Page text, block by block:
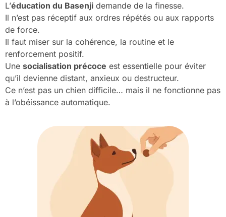
L’éducation du Basenji demande de la finesse.
Il n’est pas réceptif aux ordres répétés ou aux rapports
de force.
Il faut miser sur la cohérence, la routine et le
renforcement positif.
Une socialisation précoce est essentielle pour éviter
qu’il devienne distant, anxieux ou destructeur.
Ce n’est pas un chien difficile… mais il ne fonctionne pas
à l’obéissance automatique.